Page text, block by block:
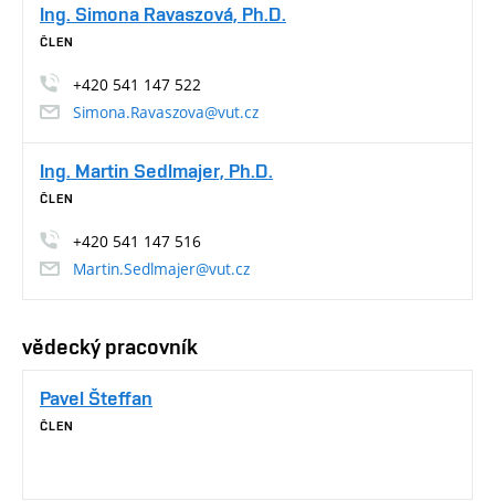
Ing. Simona Ravaszová, Ph.D.
ČLEN
+420 541 147 522
Simona.Ravaszova@vut.cz
Ing. Martin Sedlmajer, Ph.D.
ČLEN
+420 541 147 516
Martin.Sedlmajer@vut.cz
vědecký pracovník
Pavel Šteffan
ČLEN